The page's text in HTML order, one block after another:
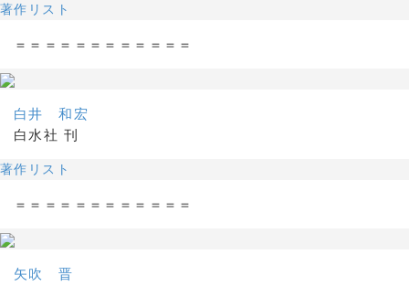
著作リスト
＝＝＝＝＝＝＝＝＝＝＝＝
白井 和宏
白水社 刊
著作リスト
＝＝＝＝＝＝＝＝＝＝＝＝
矢吹 晋